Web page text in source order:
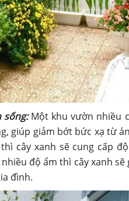
sống:Một khu vườn nhiều
giúp giảm bớt bức xạ từ
cây xanh sẽ cung cấp
độ ẩm thì cây xanh
đình.